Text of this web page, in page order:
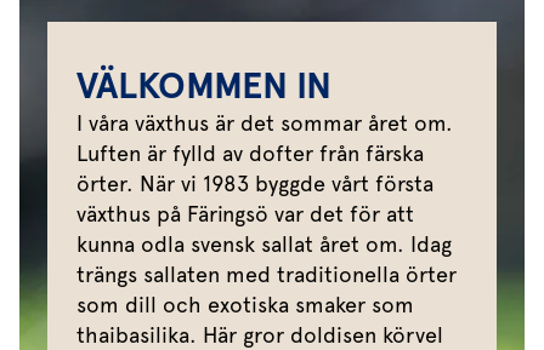
VÄLKOMMEN IN
I våra växthus är det sommar året om.
Luften är fylld av dofter från färska
örter. När vi 1983 byggde vårt första
växthus på Färingsö var det för att
kunna odla svensk sallat året om. Idag
trängs sallaten med traditionella örter
som dill och exotiska smaker som
thaibasilika. Här gror doldisen körvel